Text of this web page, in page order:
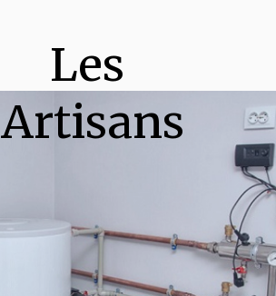
Les
Artisans